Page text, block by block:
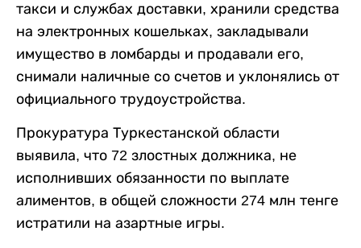
такси и службах доставки, хранили средства
на электронных кошельках, закладывали
имущество в ломбарды и продавали его,
снимали наличные со счетов и уклонялись от
официального трудоустройства.
Прокуратура Туркестанской области
выявила, что 72 злостных должника, не
исполнивших обязанности по выплате
алиментов, в общей сложности 274 млн тенге
истратили на азартные игры.